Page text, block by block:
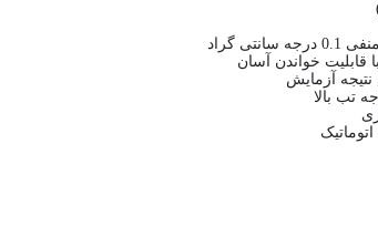
گراد
قابلیت خواندن آسان
نتیجه آزمایش
تب بالا